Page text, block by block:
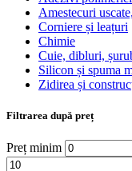
Amestecuri
Corniere și leațuri
Chimie
Cuie, dibluri,
Silicon și spuma
Zidirea și
Filtrarea după preț
Preț minim